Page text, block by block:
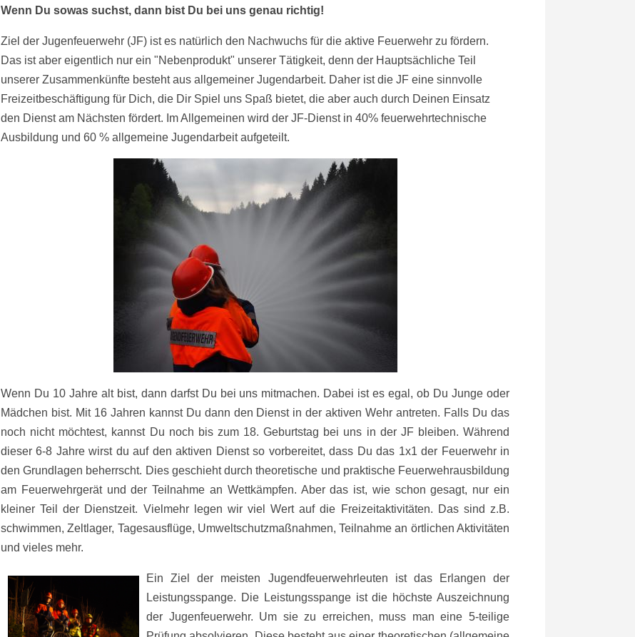
Wenn Du sowas suchst, dann bist Du bei uns genau richtig!
Ziel der Jugenfeuerwehr (JF) ist es natürlich den Nachwuchs für die aktive Feuerwehr zu fördern.
Das ist aber eigentlich nur ein "Nebenprodukt" unserer Tätigkeit, denn der Hauptsächliche Teil
unserer Zusammenkünfte besteht aus allgemeiner Jugendarbeit. Daher ist die JF eine sinnvolle
Freizeitbeschäftigung für Dich, die Dir Spiel uns Spaß bietet, die aber auch durch Deinen Einsatz
den Dienst am Nächsten fördert. Im Allgemeinen wird der JF-Dienst in 40% feuerwehrtechnische
Ausbildung und 60 % allgemeine Jugendarbeit aufgeteilt.
Wenn Du 10 Jahre alt bist, dann darfst Du bei uns mitmachen. Dabei ist es egal, ob Du Junge oder
Mädchen bist. Mit 16 Jahren kannst Du dann den Dienst in der aktiven Wehr antreten. Falls Du das
noch nicht möchtest, kannst Du noch bis zum 18. Geburtstag bei uns in der JF bleiben. Während
dieser 6-8 Jahre wirst du auf den aktiven Dienst so vorbereitet, dass Du das 1x1 der Feuerwehr in
den Grundlagen beherrscht. Dies geschieht durch theoretische und praktische Feuerwehrausbildung
am Feuerwehrgerät und der Teilnahme an Wettkämpfen. Aber das ist, wie schon gesagt, nur ein
kleiner Teil der Dienstzeit. Vielmehr legen wir viel Wert auf die Freizeitaktivitäten. Das sind z.B.
schwimmen, Zeltlager, Tagesausflüge, Umweltschutzmaßnahmen, Teilnahme an örtlichen Aktivitäten
und vieles mehr.
Ein Ziel der meisten Jugendfeuerwehrleuten ist das Erlangen der
Leistungsspange. Die Leistungsspange ist die höchste Auszeichnung
der Jugenfeuerwehr. Um sie zu erreichen, muss man eine 5-teilige